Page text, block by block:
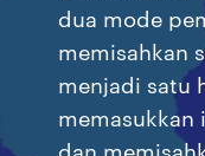
dua mode
memisahkan
menjadi satu
dan